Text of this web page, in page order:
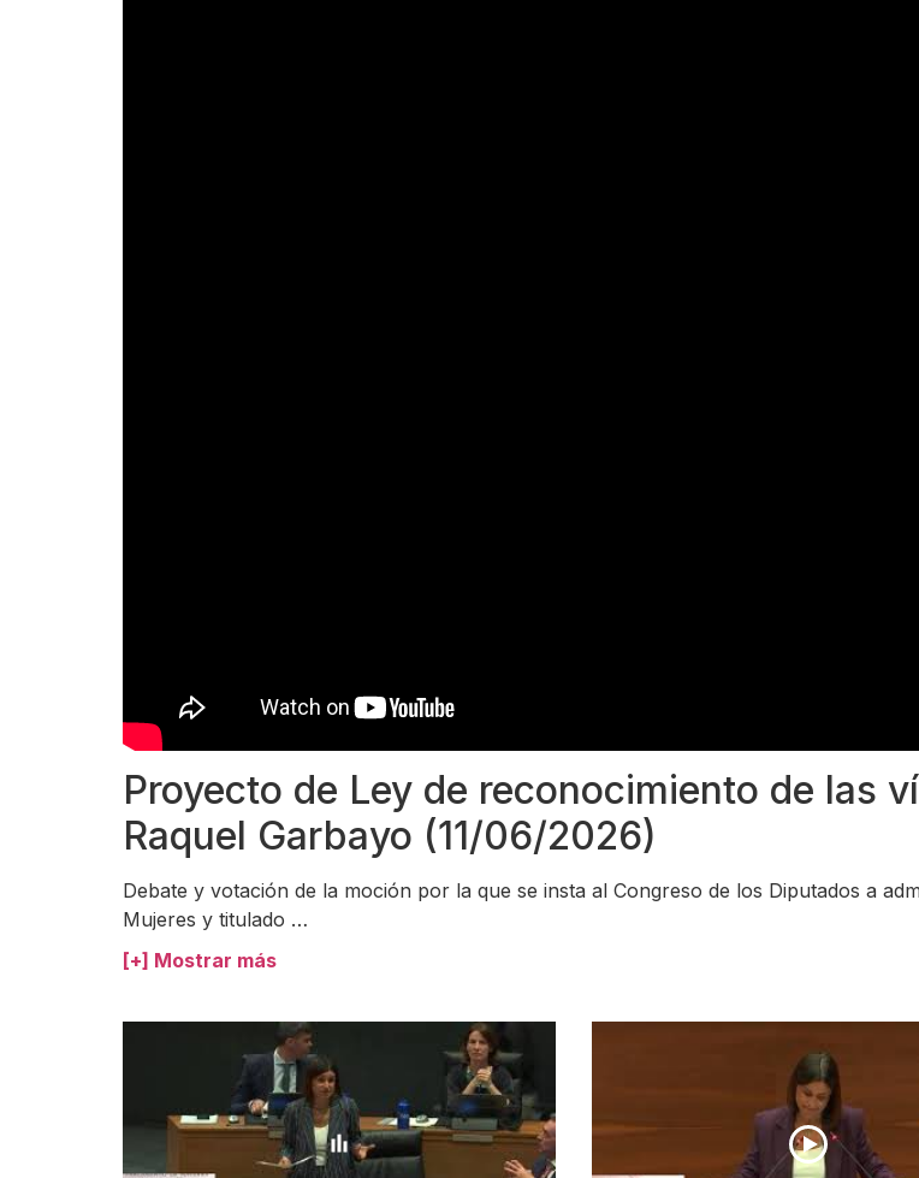
Proyecto de Ley de reconocimiento de las
Raquel Garbayo (11/06/2026)
Debate y votación de la moción por la que se insta al Congreso de los Diputados a
Mujeres y titulado …
[+] Mostrar más